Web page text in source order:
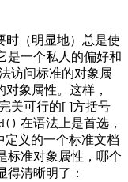
（明显地）总是使
是一个私人的偏好和
访问标准的对象属
象属性。这样，
美可行的[ ]方括号
在语法上是首选，
定义的一个标准文档
标准对象属性，哪个
得清晰明了：